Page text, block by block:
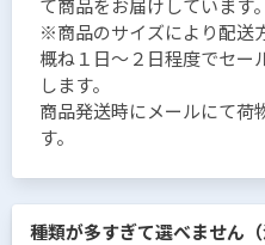
て商品をお届けしています。
※商品のサイズにより配送
概ね１日〜２日程度でセー
します。
商品発送時にメールにて荷
す。
種類が多すぎて選べません（